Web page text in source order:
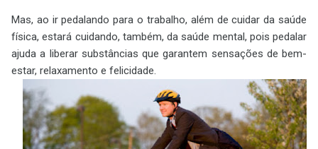
Mas, ao ir pedalando para o trabalho, além de cuidar da saúde
física, estará cuidando, também, da saúde mental, pois pedalar
ajuda a liberar substâncias que garantem sensações de bem-
estar, relaxamento e felicidade.